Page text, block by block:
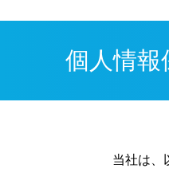
個人情報
当社は、